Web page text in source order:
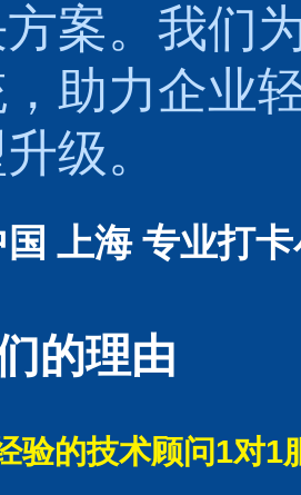
案。我们
助力企业
级。
上海 专业打
的理由
验的技术顾问1对1